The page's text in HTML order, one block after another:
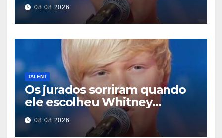
08.08.2026
TALENT
Os jurados sorriram quando
ele escolheu Whitney
Houston… Então ele
começou a cantar
08.08.2026